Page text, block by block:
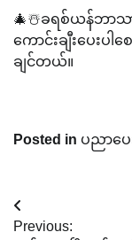
🎄☃️ခရစ်ယန်ဘာသ
ကောင်းချီးပေးပါ
ချင်တယ်။
Posted in ပညာပေ
Post
Previous: